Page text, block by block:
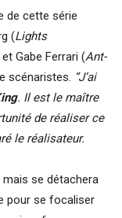
de cette série
(Lights
Gabe Ferrari (Ant-
scénaristes. “J’ai
. Il est le maître
de réaliser ce
le réalisateur.
se détachera
pour se focaliser